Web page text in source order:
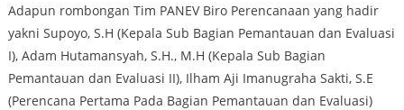
Adapun rombongan Tim PANEV Biro Perencanaan yang hadir
yakni Supoyo, S.H (Kepala Sub Bagian Pemantauan dan Evaluasi
I), Adam Hutamansyah, S.H., M.H (Kepala Sub Bagian
Pemantauan dan Evaluasi II), Ilham Aji Imanugraha Sakti, S.E
(Perencana Pertama Pada Bagian Pemantauan dan Evaluasi)